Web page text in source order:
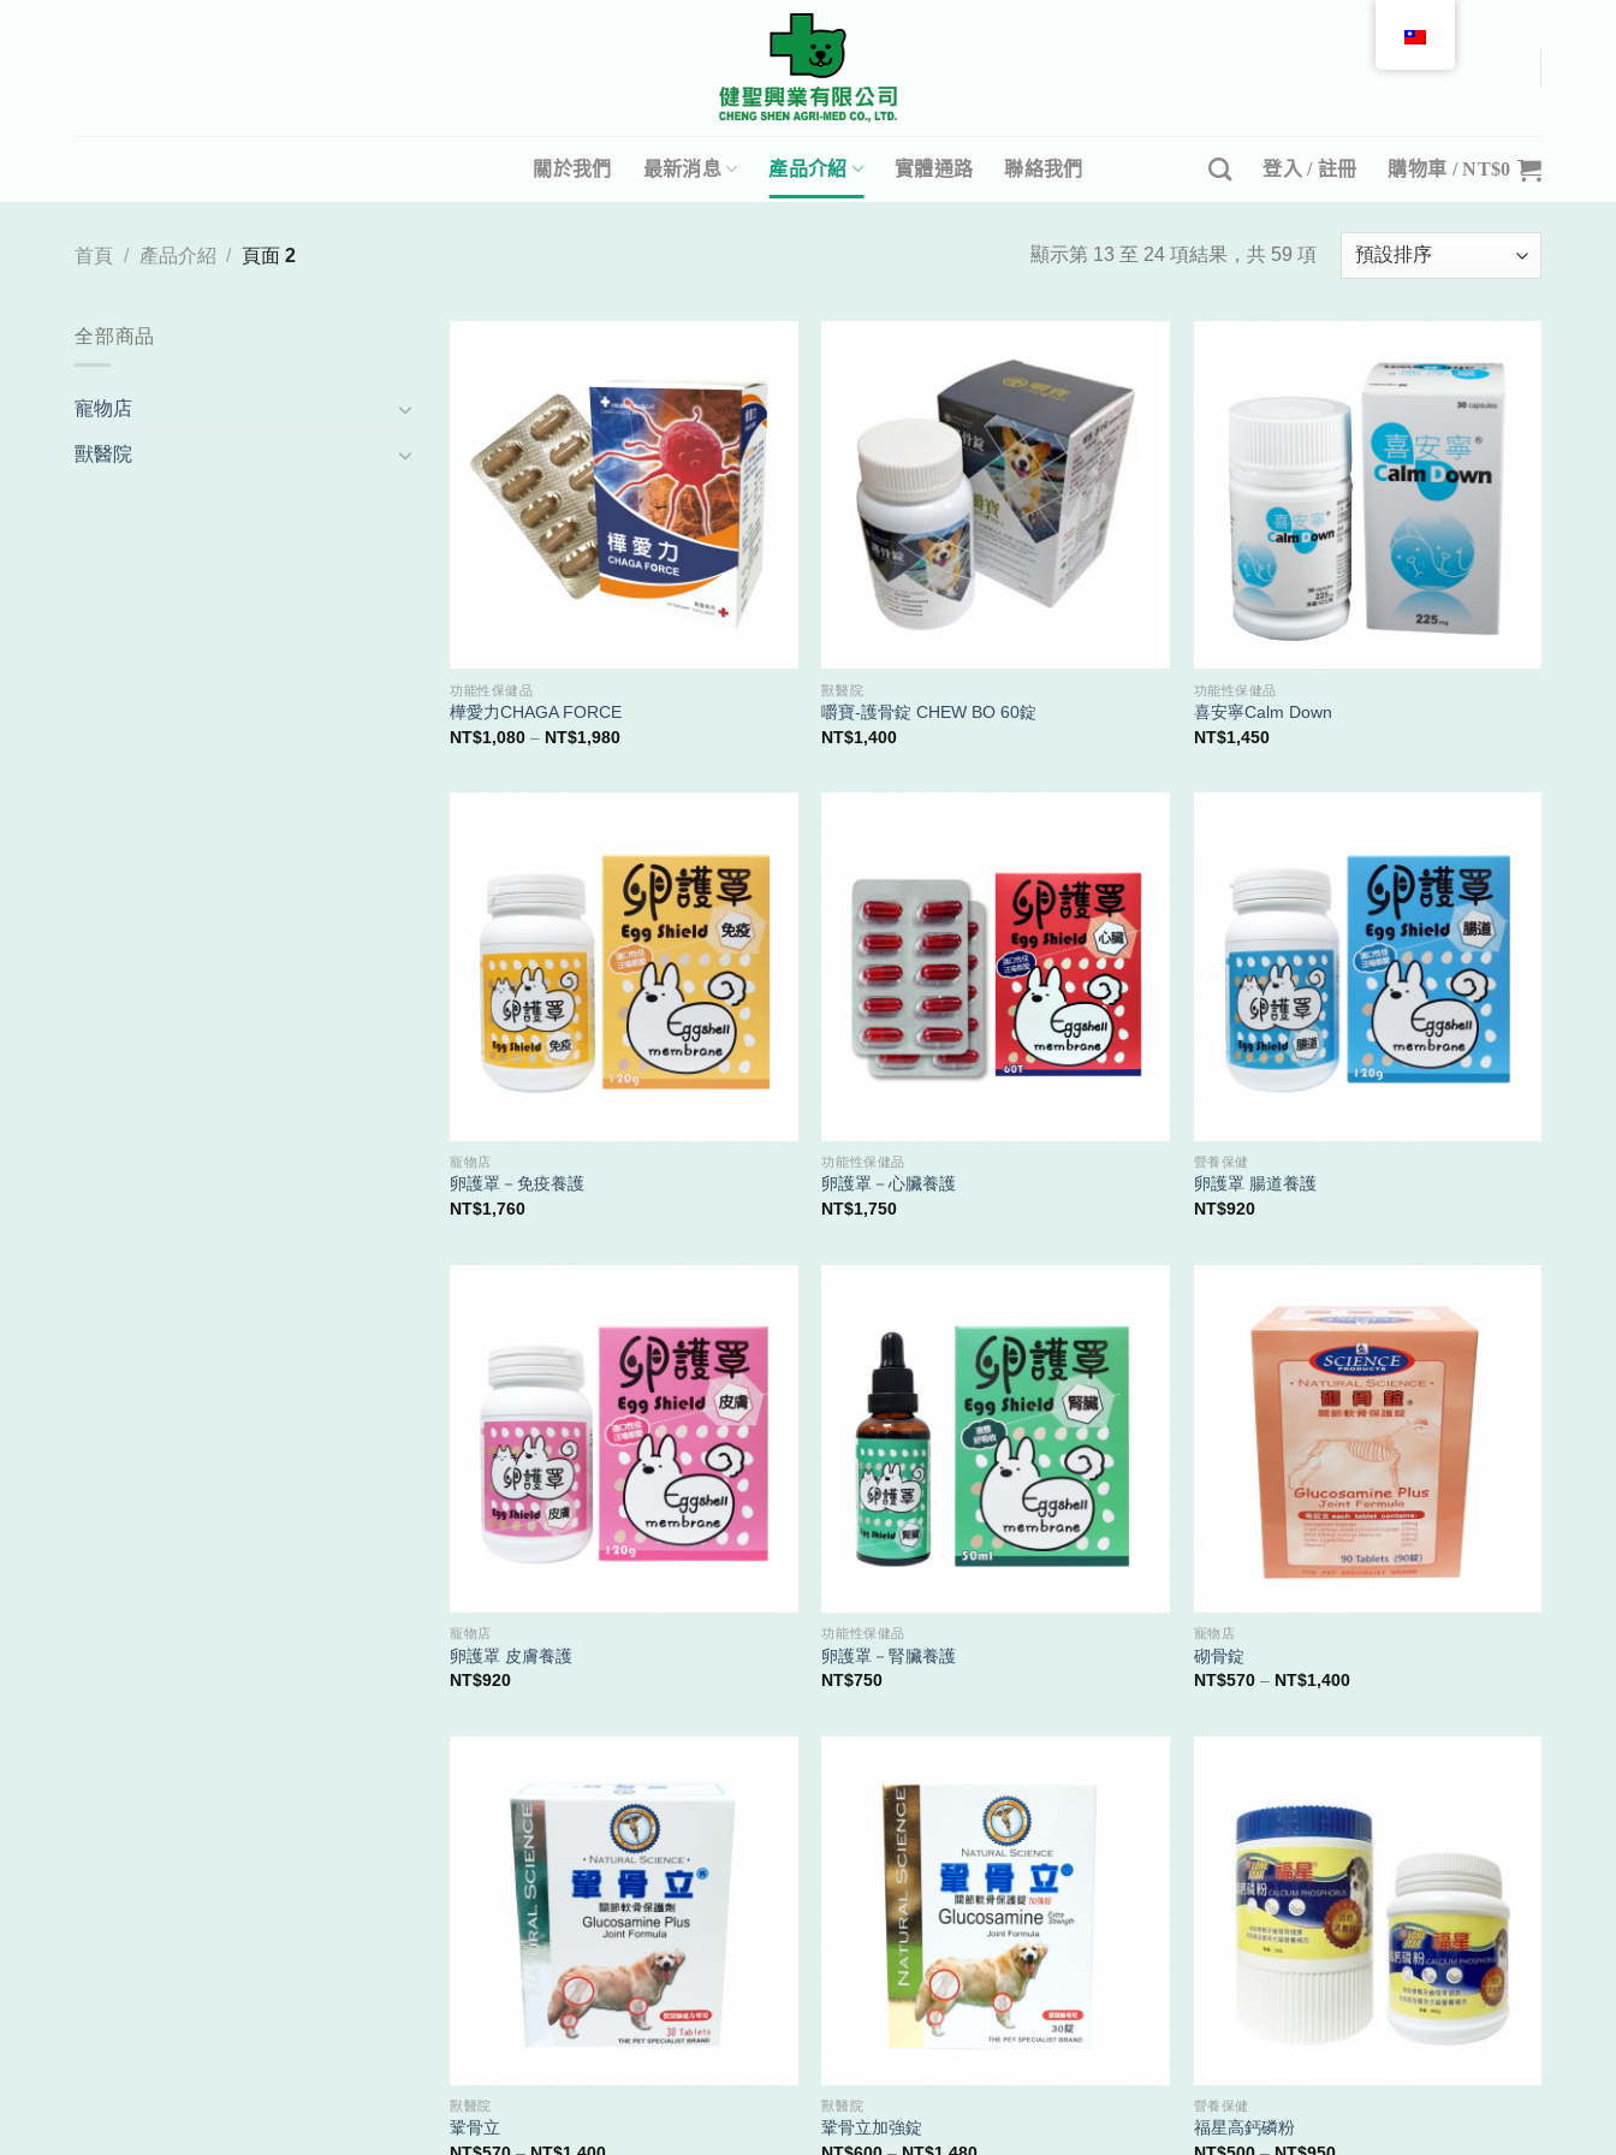
關於我們 最新消息 產品介紹 實體通路 聯絡我們 登入 / 註冊 購物車 /NT$0
首頁 / 產品介紹 / 頁面 2 顯示第 13 至 24 項結果，共 59 項
全部商品
寵物店
獸醫院
功能性保健品
樺愛力CHAGA FORCE
NT$1,080 – NT$1,980價
獸醫院
嚼寶-護骨錠 CHEW BO 60錠
NT$1,400
功能性保健品
喜安寧Calm Down
NT$1,450
寵物店
卵護罩－免疫養護
NT$1,760
功能性保健品
卵護罩－心臟養護
NT$1,750
營養保健
卵護罩 腸道養護
NT$920
寵物店
卵護罩 皮膚養護
NT$920
功能性保健品
卵護罩－腎臟養護
NT$750
寵物店
砌骨錠
NT$570 – NT$1,400價
獸醫院
鞏骨立
價
獸醫院
鞏骨立加強錠
價
營養保健
福星高鈣磷粉
價